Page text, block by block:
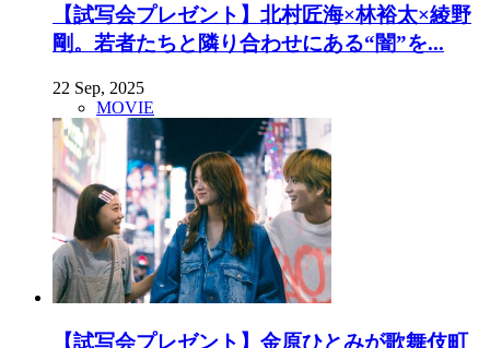
【試写会プレゼント】北村匠海×林裕太×綾野
剛。若者たちと隣り合わせにある“闇”を...
22 Sep, 2025
MOVIE
【試写会プレゼント】金原ひとみが歌舞伎町